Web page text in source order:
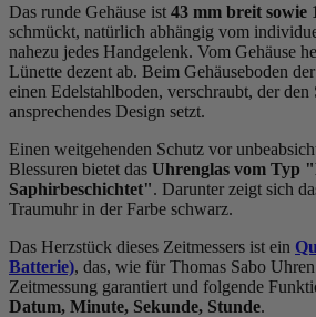
Das runde Gehäuse ist 43 mm breit sowie
schmückt, natürlich abhängig vom
nahezu jedes Handgelenk. Vom Gehäuse
Lünette dezent ab. Beim Gehäuseboden
einen Edelstahlboden, verschraubt, der
ansprechendes Design setzt.
Einen weitgehenden Schutz vor
Blessuren bietet das Uhrenglas vom Typ
Saphirbeschichtet". Darunter zeigt sich
Traumuhr in der Farbe schwarz.
Das Herzstück dieses Zeitmessers ist ein
Batterie), das, wie für Thomas Sabo
Zeitmessung garantiert und folgende
Datum, Minute, Sekunde, Stunde.